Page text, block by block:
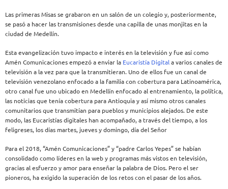
Las primeras Misas se grabaron en un salón de un colegio y, posteriormente,
se pasó a hacer las transmisiones desde una capilla de unas monjitas en la
ciudad de Medellín.
Esta evangelización tuvo impacto e interés en la televisión y fue así como
Amén Comunicaciones empezó a enviar la Eucaristía Digitala varios canales de
televisión a la vez para que la transmitieran. Uno de ellos fue un canal de
televisión venezolano enfocado a la familia con cobertura para Latinoamérica,
otro canal fue uno ubicado en Medellín enfocado al entrenamiento, la política,
las noticias que tenía cobertura para Antioquia y así mismo otros canales
comunitarios que transmitían para pueblos y municipios alejados. De este
modo, las Eucaristías digitales han acompañado, a través del tiempo, a los
feligreses, los días martes, jueves y domingo, día del Señor
Para el 2018, “Amén Comunicaciones” y “padre Carlos Yepes” se habían
consolidado como líderes en la web y programas más vistos en televisión,
gracias al esfuerzo y amor para enseñar la palabra de Dios. Pero el ser
pioneros, ha exigido la superación de los retos con el pasar de los años.